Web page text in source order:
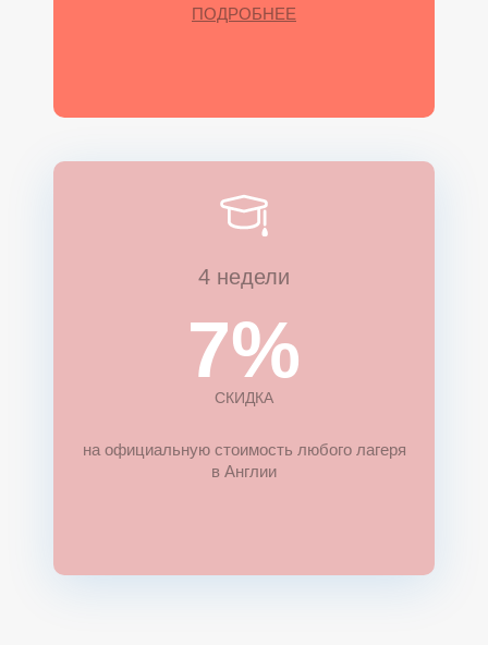
ПОДРОБНЕЕ
4 недели
7%
СКИДКА
на официальную стоимость любого лагеря
в Англии